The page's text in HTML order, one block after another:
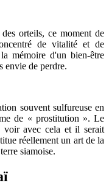
orteils, ce moment de
de vitalité et de
mémoire d'un bien-être
envie de perdre.
souvent sulfureuse en
de « prostitution ». Le
voir avec cela et il serait
réellement un art de la
siamoise.